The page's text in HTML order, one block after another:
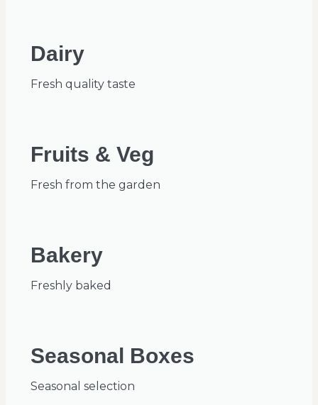
Dairy
Fresh quality taste
Fruits & Veg
Fresh from the garden
Bakery
Freshly baked
Seasonal Boxes
Seasonal selection